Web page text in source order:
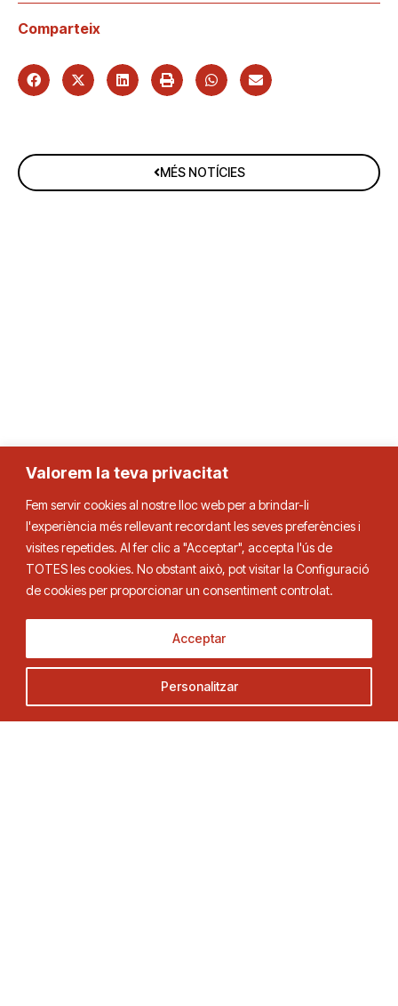
Valorem la teva privacitat
Fem servir cookies al nostre lloc web per a brindar-li
l'experiència més rellevant recordant les seves preferències i
visites repetides. Al fer clic a "Acceptar", accepta l'ús de
TOTES les cookies. No obstant això, pot visitar la Configuració
de cookies per proporcionar un consentiment controlat.
Personalitzar
Acceptar
Comparteix
MÉS NOTÍCIES